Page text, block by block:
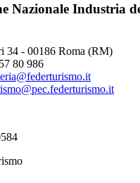
Nazionale Industria
34 - 00186 Roma (RM)
80 986